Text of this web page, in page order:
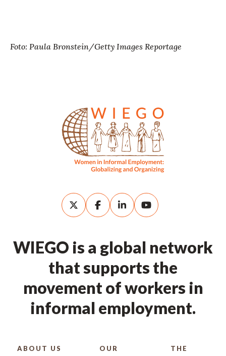
Foto: Paula Bronstein/Getty Images Reportage
WIEGO is a global network
that supports the
movement of workers in
informal employment.
ABOUT US
OUR
THE